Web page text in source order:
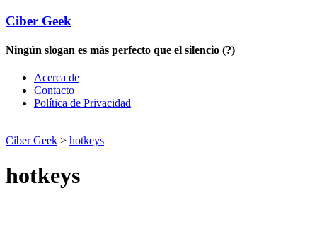
Ciber Geek
Ningún slogan es más perfecto que el silencio (?)
Acerca de
Contacto
Política de Privacidad
Ciber Geek > hotkeys
hotkeys